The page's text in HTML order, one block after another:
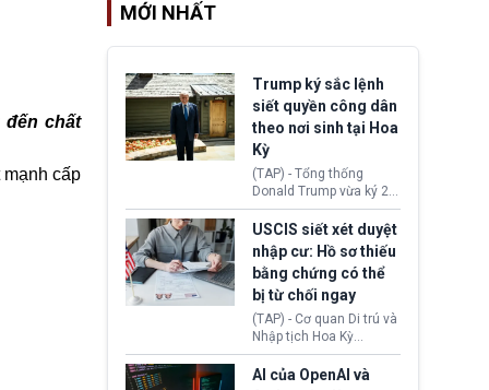
chất
cấp
MỚI NHẤT
Trump ký sắc lệnh
siết quyền công dân
theo nơi sinh tại Hoa
Kỳ
(TAP) - Tổng thống
Donald Trump vừa ký 2
sắc lệnh hành pháp mới
nhằm siết chặt chính
sách quyền công dân
theo nơi sinh. Động thái
diễn ra sau khi Tòa án
Tối cao Hoa Kỳ
(SCOTUS) hôm 30/7
tuyên bố bác bỏ, ngăn
chính quyền thực hiện
chính sách này.
USCIS siết xét duyệt
nhập cư: Hồ sơ thiếu
bằng chứng có thể
bị từ chối ngay
(TAP) - Cơ quan Di trú và
Nhập tịch Hoa Kỳ
(USCIS) vừa thay đổi quy
trình xét duyệt hồ sơ
AI của OpenAI và